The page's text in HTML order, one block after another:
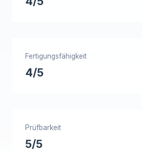
Fertigungsfähigkeit
4/5
Prüfbarkeit
5/5